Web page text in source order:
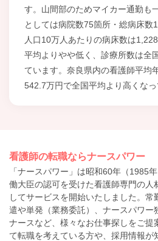
す。山間部のためマイカー通勤も
としては病院数75箇所・総病床数
人口10万人あたりの病床数は
平均よりやや低く、診療所数は全
ています。奈良県内の看護師平均
542.7万円で全国平均より高くなっ
看護師の転職ならナースパワー
「ナースパワー」は昭和60年（1985
働大臣の認可を受けた看護師専門の人
してサービスを開始いたしました。
遣や単発（業務委託）、ナースパワー
ナースなど、様々なお仕事探しをご提
て転職を考えている方や、採用情報が